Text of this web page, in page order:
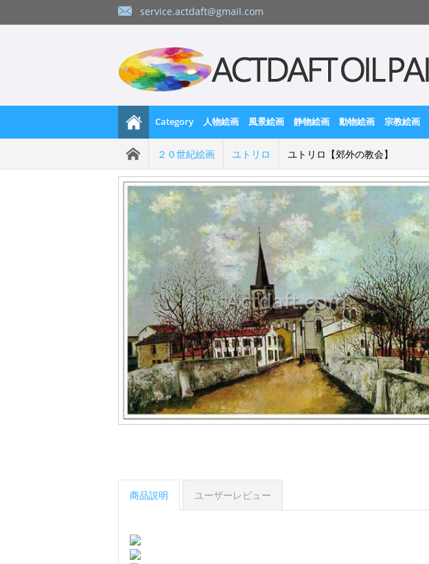
service.actdaft@gmail.com
Category 人物絵画 風景絵画 静物絵画 動物絵画 宗教絵画
２０世紀絵画 ユトリロ ユトリロ【郊外の教会】
商品説明 ユーザーレビュー